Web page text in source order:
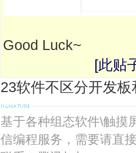
Good Luck~
[此贴
23软件不区分开发
基于各种组态软件\触摸
信编程服务，需要请直